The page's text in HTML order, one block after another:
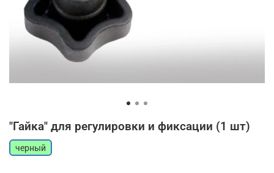
"Гайка" для регулировки и фиксации (1 шт)
черный